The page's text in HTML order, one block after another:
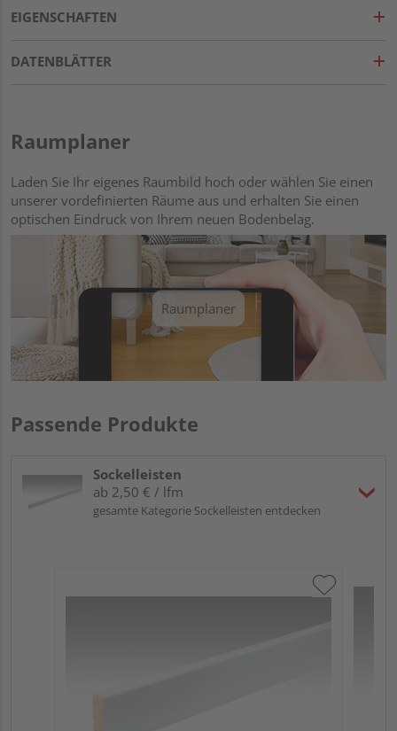
EIGENSCHAFTEN
DATENBLÄTTER
Raumplaner
Laden Sie Ihr eigenes Raumbild hoch oder wählen Sie einen
unserer vordefinierten Räume aus und erhalten Sie einen
optischen Eindruck von Ihrem neuen Bodenbelag.
Raumplaner
Passende Produkte
Sockelleisten
ab 2,50 € / lfm
gesamte Kategorie Sockelleisten entdecken